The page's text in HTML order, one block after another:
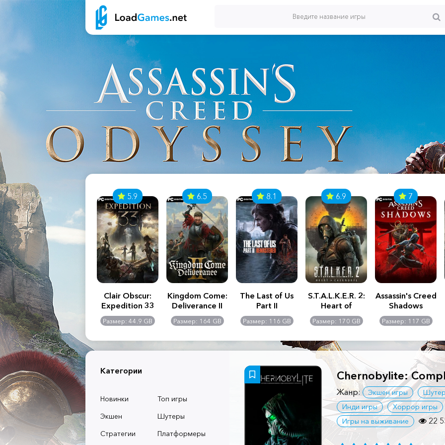
2:
-
GB
Assassin's Creed
Shadows
Размер: 117 GB
5.9
Clair Obscur:
Expedition 33
Размер: 44.9 GB
6.5
Kingdom Come:
Deliverance II
Размер: 164 GB
8.1
The Last of Us
Part II
Remastered
Размер: 116 GB
6.9
S.T.A.L.K.E.R. 2:
Heart of
Chernobyl -
Ultimate Edition
Размер: 170 GB
7
Assassin's Creed
Shadows
Размер: 117 GB
Категории
Новинки
Топ игры
Экшен
Шутеры
Стратегии
Платформеры
Chernobylite:
Жанр: Экшен игры
Инди игры
Хоррор игры
Игры на выживание
22